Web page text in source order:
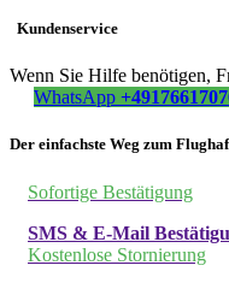
Kundenservice
Wenn Sie Hilfe benötigen,
WhatsApp
Der einfachste Weg zum
Sofortige Bestätigung
SMS & E-Mail
Kostenlose Stornierung